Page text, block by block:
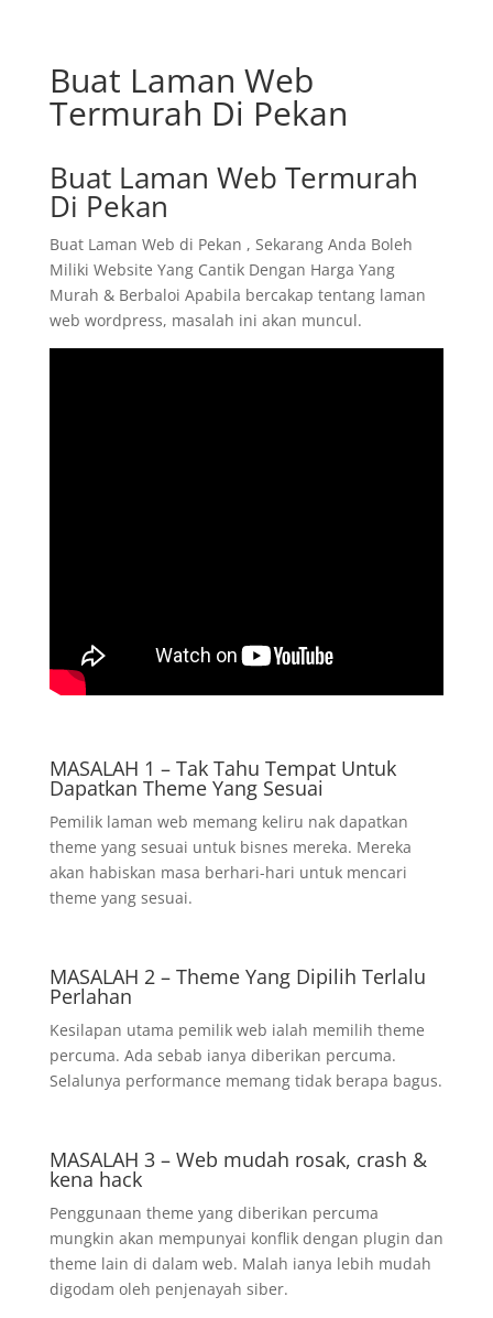
Buat Laman Web
Termurah Di Pekan
Buat Laman Web Termurah
Di Pekan
Buat Laman Web di Pekan , Sekarang Anda Boleh
Miliki Website Yang Cantik Dengan Harga Yang
Murah & Berbaloi Apabila bercakap tentang laman
web wordpress, masalah ini akan muncul.
MASALAH 1 – Tak Tahu Tempat Untuk
Dapatkan Theme Yang Sesuai
Pemilik laman web memang keliru nak dapatkan
theme yang sesuai untuk bisnes mereka. Mereka
akan habiskan masa berhari-hari untuk mencari
theme yang sesuai.
MASALAH 2 – Theme Yang Dipilih Terlalu
Perlahan
Kesilapan utama pemilik web ialah memilih theme
percuma. Ada sebab ianya diberikan percuma.
Selalunya performance memang tidak berapa bagus.
MASALAH 3 – Web mudah rosak, crash &
kena hack
Penggunaan theme yang diberikan percuma
mungkin akan mempunyai konflik dengan plugin dan
theme lain di dalam web. Malah ianya lebih mudah
digodam oleh penjenayah siber.